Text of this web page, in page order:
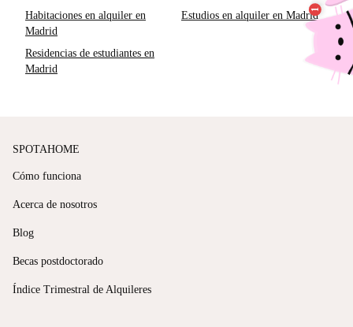
Habitaciones en alquiler en
Madrid
Estudios en alquiler en Madrid
Residencias de estudiantes en
Madrid
SPOTAHOME
Cómo funciona
Acerca de nosotros
Blog
Becas postdoctorado
Índice Trimestral de Alquileres